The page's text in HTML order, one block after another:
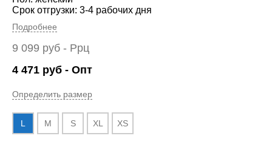
Срок отгрузки: 3-4 рабочих дня
Подробнее
9 099 руб - Ррц
4 471 руб - Опт
Определить размер
L M S XL XS